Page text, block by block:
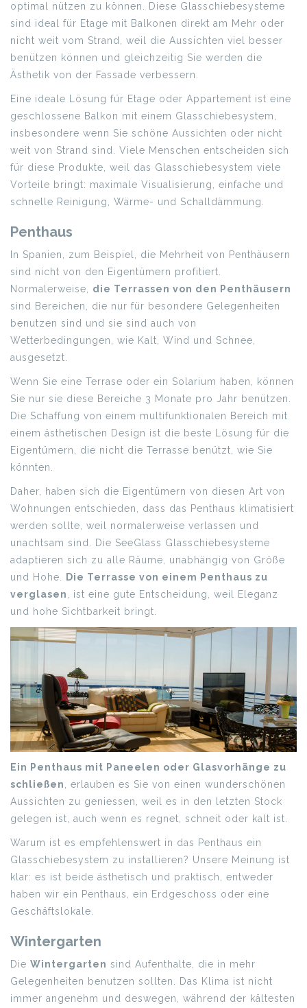
optimal nützen zu können. Diese Glasschiebesysteme
sind ideal für Etage mit Balkonen direkt am Mehr oder
nicht weit vom Strand, weil die Aussichten viel besser
benützen können und gleichzeitig Sie werden die
Ästhetik von der Fassade verbessern.
Eine ideale Lösung für Etage oder Appartement ist eine
geschlossene Balkon mit einem Glasschiebesystem,
insbesondere wenn Sie schöne Aussichten oder nicht
weit von Strand sind. Viele Menschen entscheiden sich
für diese Produkte, weil das Glasschiebesystem viele
Vorteile bringt: maximale Visualisierung, einfache und
schnelle Reinigung, Wärme- und Schalldämmung.
Penthaus
In Spanien, zum Beispiel, die Mehrheit von Penthäusern
sind nicht von den Eigentümern profitiert.
Normalerweise, die Terrassen von den Penthäusern
sind Bereichen, die nur für besondere Gelegenheiten
benutzen sind und sie sind auch von
Wetterbedingungen, wie Kalt, Wind und Schnee,
ausgesetzt.
Wenn Sie eine Terrase oder ein Solarium haben, können
Sie nur sie diese Bereiche 3 Monate pro Jahr benützen.
Die Schaffung von einem multifunktionalen Bereich mit
einem ästhetischen Design ist die beste Lösung für die
Eigentümern, die nicht die Terrasse benützt, wie Sie
könnten.
Daher, haben sich die Eigentümern von diesen Art von
Wohnungen entschieden, dass das Penthaus klimatisiert
werden sollte, weil normalerweise verlassen und
unachtsam sind. Die SeeGlass Glasschiebesysteme
adaptieren sich zu alle Räume, unabhängig von Größe
und Hohe. Die Terrasse von einem Penthaus zu
verglasen
, ist eine gute Entscheidung, weil Eleganz
und hohe Sichtbarkeit bringt.
Ein Penthaus mit Paneelen oder Glasvorhänge zu
schließen, erlauben es Sie von einen wunderschönen
Aussichten zu geniessen, weil es in den letzten Stock
gelegen ist, auch wenn es regnet, schneit oder kalt ist.
Warum ist es empfehlenswert in das Penthaus ein
Glasschiebesystem zu installieren? Unsere Meinung ist
klar: es ist beide ästhetisch und praktisch, entweder
haben wir ein Penthaus, ein Erdgeschoss oder eine
Geschäftslokale.
Wintergarten
Die Wintergarten sind Aufenthalte, die in mehr
Gelegenheiten benutzen sollten. Das Klima ist nicht
immer angenehm und deswegen, während der kältesten